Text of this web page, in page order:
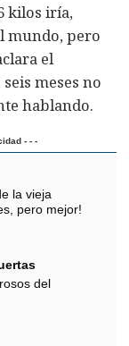
kilos iría,
mundo, pero
el
meses no
hablando.
- - -
la vieja
pero mejor!
del